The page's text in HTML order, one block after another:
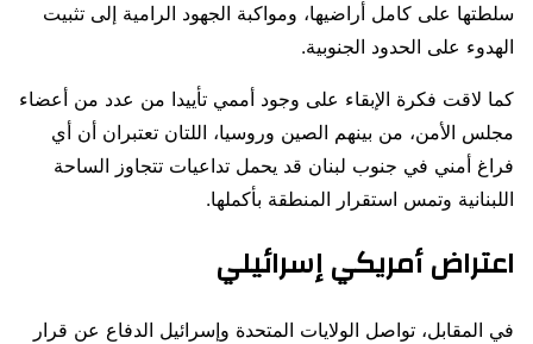
سلطتها على كامل أراضيها، ومواكبة الجهود الرامية إلى تثبيت
الهدوء على الحدود الجنوبية.
كما لاقت فكرة الإبقاء على وجود أممي تأييدا من عدد من أعضاء
مجلس الأمن، من بينهم الصين وروسيا، اللتان تعتبران أن أي
فراغ أمني في جنوب لبنان قد يحمل تداعيات تتجاوز الساحة
اللبنانية وتمس استقرار المنطقة بأكملها.
اعتراض أمريكي إسرائيلي
في المقابل، تواصل الولايات المتحدة وإسرائيل الدفاع عن قرار